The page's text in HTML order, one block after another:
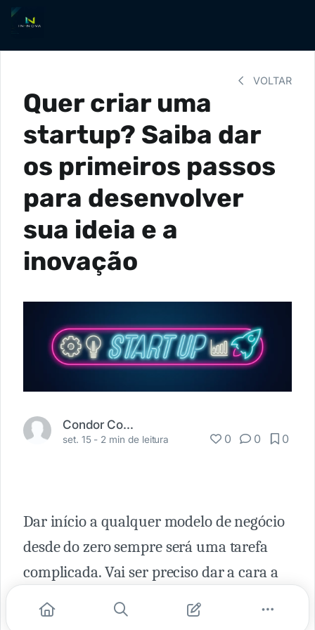
VOLTAR
Quer criar uma
startup? Saiba dar
os primeiros passos
para desenvolver
sua ideia e a
inovação
Condor Connect
set. 15 - 2 min de leitura 0 0 0
Dar início a qualquer modelo de negócio
desde do zero sempre será uma tarefa
complicada. Vai ser preciso dar a cara a
bater, ter persistência e aguentar as
dificuldades do mercado.